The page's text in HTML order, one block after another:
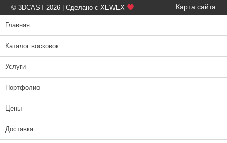
© 3DCAST 2026 | Сделано с XEWEX Карта сайта
Главная
Каталог восковок
Услуги
Портфолио
Цены
Доставка